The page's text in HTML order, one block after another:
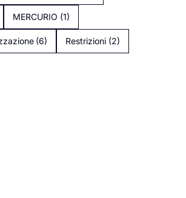
MERCURIO (1)
(6) Restrizioni (2)